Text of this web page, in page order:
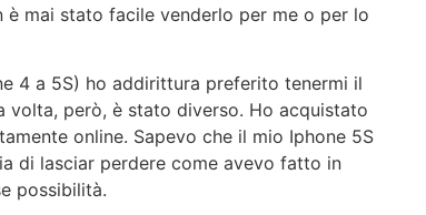
è mai stato facile venderlo per me o per lo
4 a 5S) ho addirittura preferito tenermi il
volta, però, è stato diverso. Ho acquistato
online. Sapevo che il mio Iphone 5S
di lasciar perdere come avevo fatto in
possibilità.